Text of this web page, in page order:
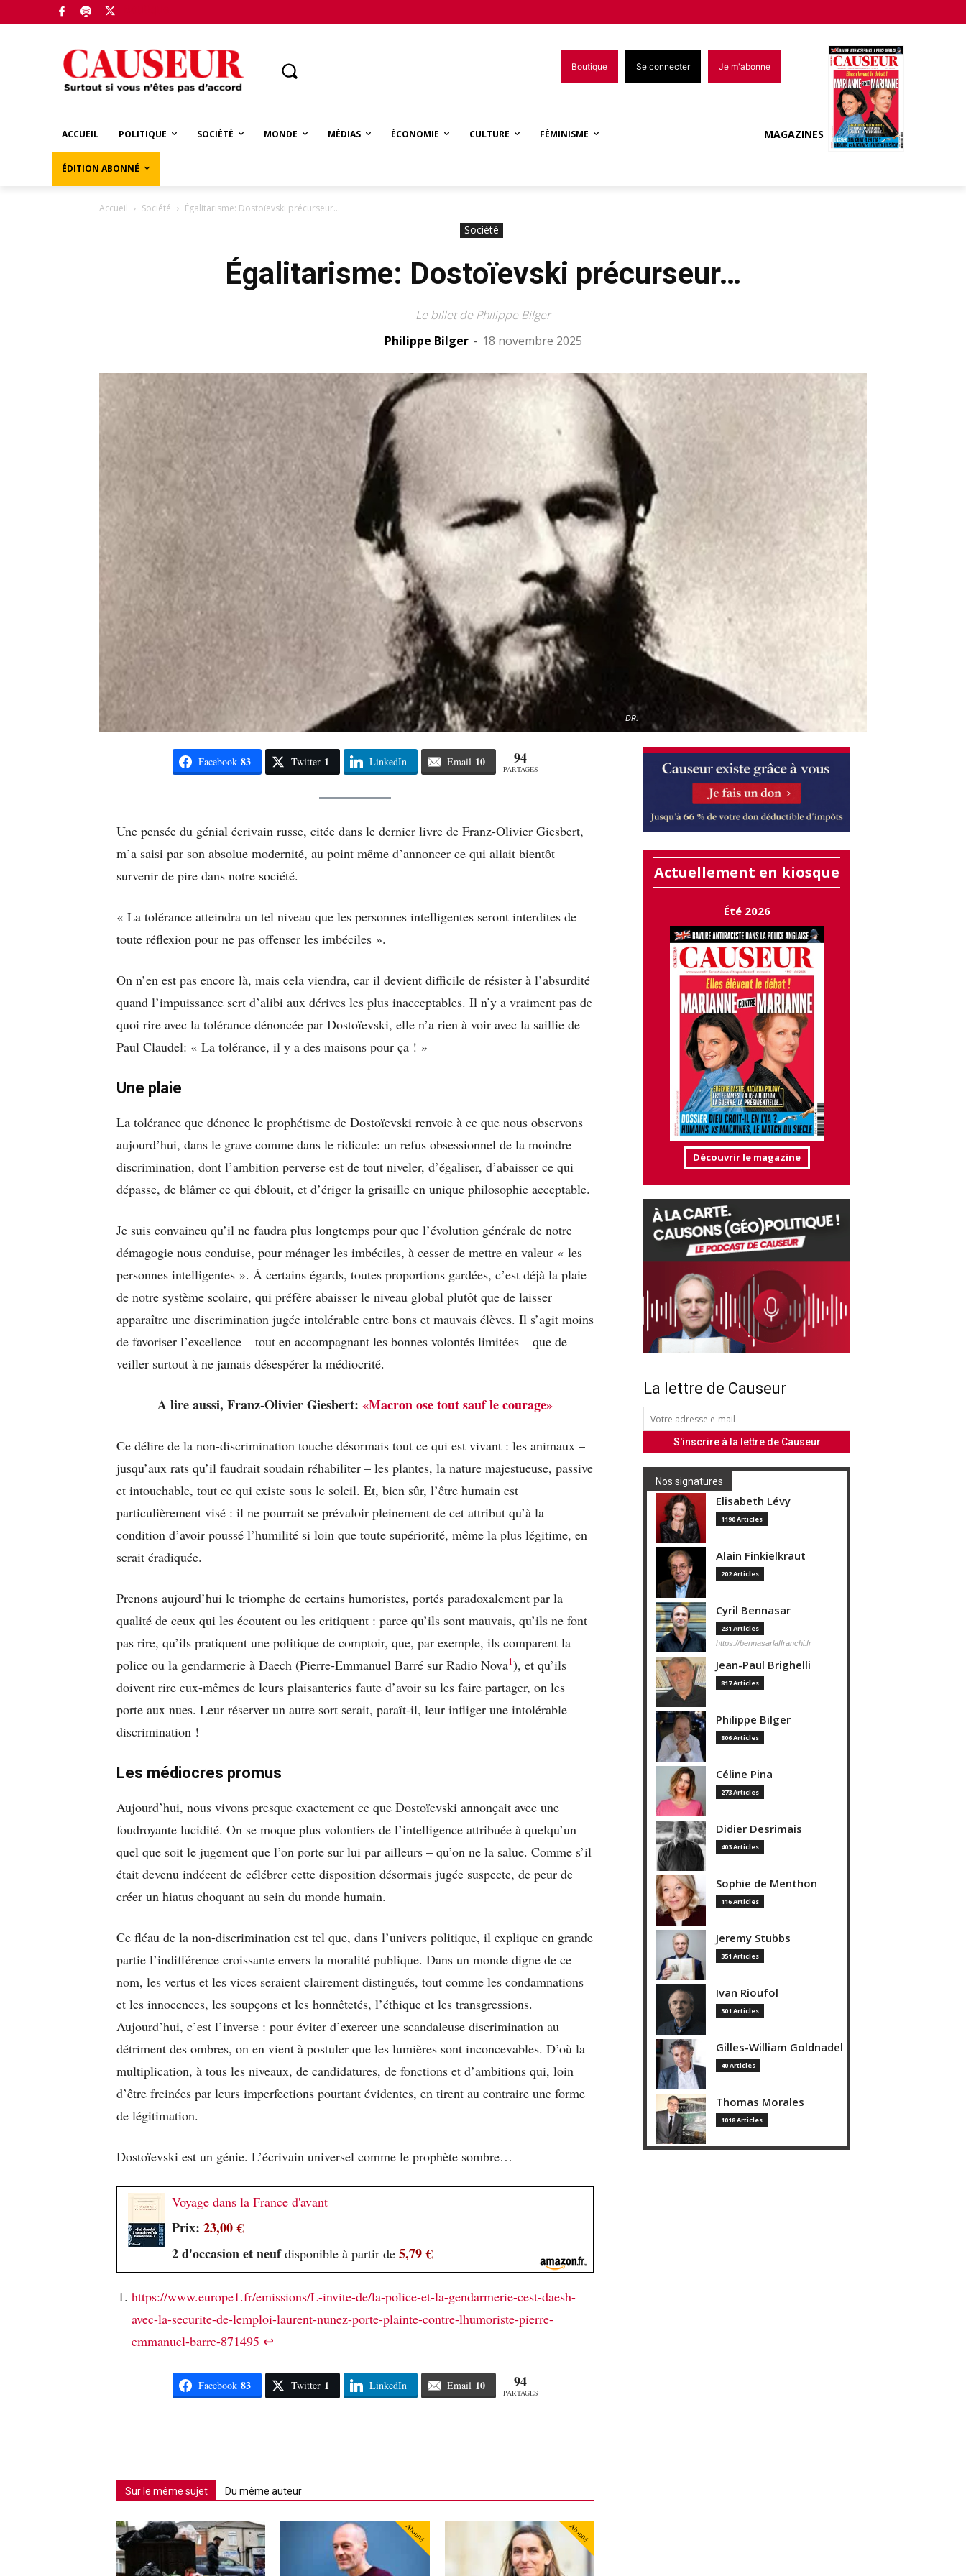
Boutique Se connecter Je m'abonne
ACCUEIL POLITIQUE SOCIÉTÉ MONDE MÉDIAS ÉCONOMIE CULTURE FÉMINISME
ÉDITION ABONNÉ
MAGAZINES
Accueil Société Égalitarisme: Dostoïevski précurseur…
Société
Égalitarisme: Dostoïevski précurseur…
Le billet de Philippe Bilger
Philippe Bilger - 18 novembre 2025
DR.
Facebook 83 Twitter 1 LinkedIn Email 10 94
PARTAGES
Une pensée du génial écrivain russe, citée dans le dernier livre de Franz-Olivier Giesbert,
m’a saisi par son absolue modernité, au point même d’annoncer ce qui allait bientôt
survenir de pire dans notre société.
« La tolérance atteindra un tel niveau que les personnes intelligentes seront interdites de
toute réflexion pour ne pas offenser les imbéciles ».
On n’en est pas encore là, mais cela viendra, car il devient difficile de résister à l’absurdité
quand l’impuissance sert d’alibi aux dérives les plus inacceptables. Il n’y a vraiment pas de
quoi rire avec la tolérance dénoncée par Dostoïevski, elle n’a rien à voir avec la saillie de
Paul Claudel: « La tolérance, il y a des maisons pour ça ! »
Une plaie
La tolérance que dénonce le prophétisme de Dostoïevski renvoie à ce que nous observons
aujourd’hui, dans le grave comme dans le ridicule: un refus obsessionnel de la moindre
discrimination, dont l’ambition perverse est de tout niveler, d’égaliser, d’abaisser ce qui
dépasse, de blâmer ce qui éblouit, et d’ériger la grisaille en unique philosophie acceptable.
Je suis convaincu qu’il ne faudra plus longtemps pour que l’évolution générale de notre
démagogie nous conduise, pour ménager les imbéciles, à cesser de mettre en valeur « les
personnes intelligentes ». À certains égards, toutes proportions gardées, c’est déjà la plaie
de notre système scolaire, qui préfère abaisser le niveau global plutôt que de laisser
apparaître une discrimination jugée intolérable entre bons et mauvais élèves. Il s’agit moins
de favoriser l’excellence – tout en accompagnant les bonnes volontés limitées – que de
veiller surtout à ne jamais désespérer la médiocrité.
A lire aussi, Franz-Olivier Giesbert: «Macron ose tout sauf le courage»
Ce délire de la non-discrimination touche désormais tout ce qui est vivant : les animaux –
jusqu’aux rats qu’il faudrait soudain réhabiliter – les plantes, la nature majestueuse, passive
et intouchable, tout ce qui existe sous le soleil. Et, bien sûr, l’être humain est
particulièrement visé : il ne pourrait se prévaloir pleinement de cet attribut qu’à la
condition d’avoir poussé l’humilité si loin que toute supériorité, même la plus légitime, en
serait éradiquée.
Prenons aujourd’hui le triomphe de certains humoristes, portés paradoxalement par la
qualité de ceux qui les écoutent ou les critiquent : parce qu’ils sont mauvais, qu’ils ne font
pas rire, qu’ils pratiquent une politique de comptoir, que, par exemple, ils comparent la
police ou la gendarmerie à Daech (Pierre-Emmanuel Barré sur Radio Nova1), et qu’ils
doivent rire eux-mêmes de leurs plaisanteries faute d’avoir su les faire partager, on les
porte aux nues. Leur réserver un autre sort serait, paraît-il, leur infliger une intolérable
discrimination !
Les médiocres promus
Aujourd’hui, nous vivons presque exactement ce que Dostoïevski annonçait avec une
foudroyante lucidité. On se moque plus volontiers de l’intelligence attribuée à quelqu’un –
quel que soit le jugement que l’on porte sur lui par ailleurs – qu’on ne la salue. Comme s’il
était devenu indécent de célébrer cette disposition désormais jugée suspecte, de peur de
créer un hiatus choquant au sein du monde humain.
Ce fléau de la non-discrimination est tel que, dans l’univers politique, il explique en grande
partie l’indifférence croissante envers la moralité publique. Dans un monde digne de ce
nom, les vertus et les vices seraient clairement distingués, tout comme les condamnations
et les innocences, les soupçons et les honnêtetés, l’éthique et les transgressions.
Aujourd’hui, c’est l’inverse : pour éviter d’exercer une scandaleuse discrimination au
détriment des ombres, on en vient à postuler que les lumières sont inconcevables. D’où la
multiplication, à tous les niveaux, de candidatures, de fonctions et d’ambitions qui, loin
d’être freinées par leurs imperfections pourtant évidentes, en tirent au contraire une forme
de légitimation.
Dostoïevski est un génie. L’écrivain universel comme le prophète sombre…
Voyage dans la France d'avant
Prix: 23,00 €
2 d'occasion et neufdisponible à partir de 5,79 €
https://www.europe1.fr/emissions/L-invite-de/la-police-et-la-gendarmerie-cest-daesh-
avec-la-securite-de-lemploi-laurent-nunez-porte-plainte-contre-lhumoriste-pierre-
emmanuel-barre-871495 ↩︎
Facebook 83 Twitter 1 LinkedIn Email 10 94
PARTAGES
Sur le même sujet Du même auteur
Abonné Abonné
Actuellement en kiosque
Été 2026
Découvrir le magazine
La lettre de Causeur
Nos signatures
Elisabeth Lévy
1190 Articles
Alain Finkielkraut
202 Articles
Cyril Bennasar
231 Articles
https://bennasarlaffranchi.fr
Jean-Paul Brighelli
817 Articles
Philippe Bilger
806 Articles
Céline Pina
273 Articles
Didier Desrimais
403 Articles
Sophie de Menthon
116 Articles
Jeremy Stubbs
351 Articles
Ivan Rioufol
301 Articles
Gilles-William Goldnadel
40 Articles
Thomas Morales
1018 Articles